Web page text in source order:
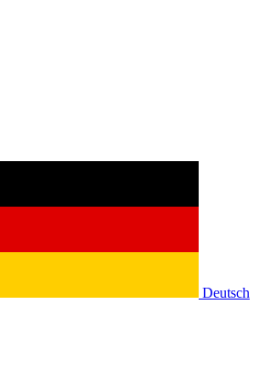
Deutsch